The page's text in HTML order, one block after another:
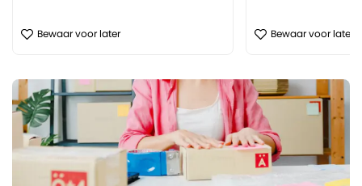
Bewaar voor later Bewaar voor later